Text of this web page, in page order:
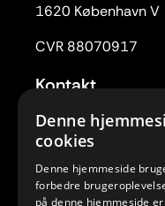
1620 København V
CVR 88070917
Kontakt
Tlf. 33 22 59 84
Mail:
Kontorets
Denne
cookies
Denne hjemmeside
forbedre
på denne hjemmeside